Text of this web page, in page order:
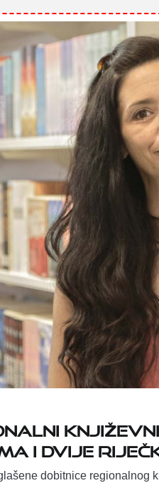
književni
i dvije
dobitnice regionalnog